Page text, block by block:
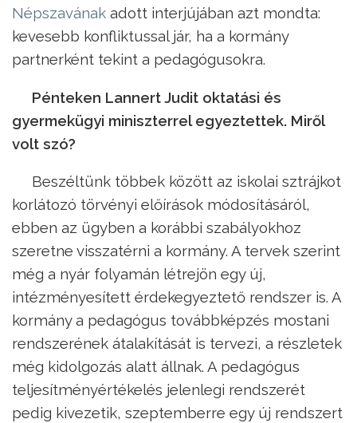
Népszavának adott interjújában azt mondta:
kevesebb konfliktussal jár, ha a kormány
partnerként tekint a pedagógusokra.
Pénteken Lannert Judit oktatási és
gyermekügyi miniszterrel egyeztettek. Miről
volt szó?
Beszéltünk többek között az iskolai sztrájkot
korlátozó törvényi előírások módosításáról,
ebben az ügyben a korábbi szabályokhoz
szeretne visszatérni a kormány. A tervek szerint
még a nyár folyamán létrejön egy új,
intézményesített érdekegyeztető rendszer is. A
kormány a pedagógus továbbképzés mostani
rendszerének átalakítását is tervezi, a részletek
még kidolgozás alatt állnak. A pedagógus
teljesítményértékelés jelenlegi rendszerét
pedig kivezetik, szeptemberre egy új rendszert